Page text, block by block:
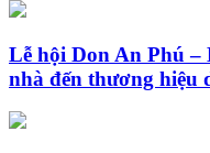
Lễ hội Don An Phú –
nhà đến thương hiệu